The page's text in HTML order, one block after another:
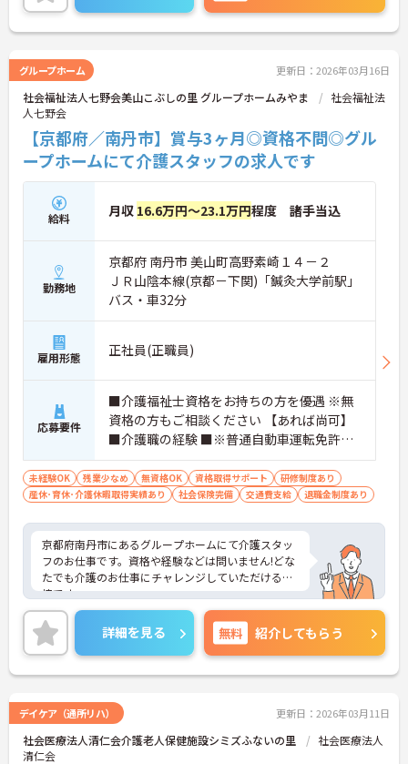
グループホーム 更新日：2026年03月16日
社会福祉法人七野会美山こぶしの里 グループホームみやま
社会福祉法
人七野会
【京都府／南丹市】賞与3ヶ月◎資格不問◎グル
ープホームにて介護スタッフの求人です
給料 月収 16.6万円～23.1万円程度 諸手当込
勤務地
京都府 南丹市 美山町高野素崎１４－２
ＪＲ山陰本線(京都－下関)「鍼灸大学前駅」
バス・車32分
雇用形態 正社員(正職員)
応募要件
■介護福祉士資格をお持ちの方を優遇 ※無
資格の方もご相談ください 【あれば尚可】
■介護職の経験 ■※普通自動車運転免許（A
T可）
未経験OK 残業少なめ 無資格OK 資格取得サポート
研修制度あり
産休･育休･介護休暇取得実績あり
社会保険完備 交通費支給 退職金制度あり
京都府南丹市にあるグループホームにて介護スタッ
フのお仕事です。資格や経験などは問いません!どな
たでも介護のお仕事にチャレンジしていただける環
境です。
ご興味ある方には、面接対策ポイントなど、さらに
詳細をお話しいたしますのでお気軽にご相談くださ
い。
詳細を見る 無料 紹介してもらう
デイケア（通所リハ） 更新日：2026年03月11日
社会医療法人清仁会介護老人保健施設シミズふないの里
社会医療法人
清仁会